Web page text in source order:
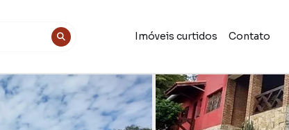
Imóveis curtidos Contato